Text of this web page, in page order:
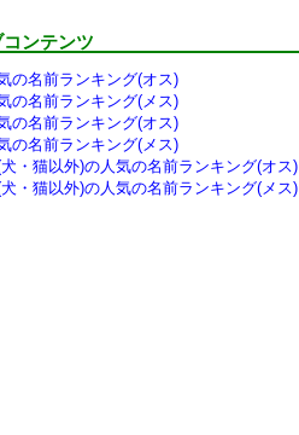
ンテンツ
の名前ランキング(オス)
の名前ランキング(メス)
の名前ランキング(オス)
の名前ランキング(メス)
・猫以外)の人気の名前ランキング(オス)
・猫以外)の人気の名前ランキング(メス)